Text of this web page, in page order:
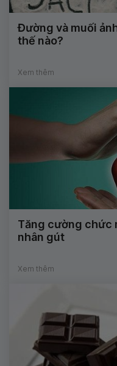
Đường và muối
thế nào?
Xem thêm
Tăng cường chức
nhân gút
Xem thêm